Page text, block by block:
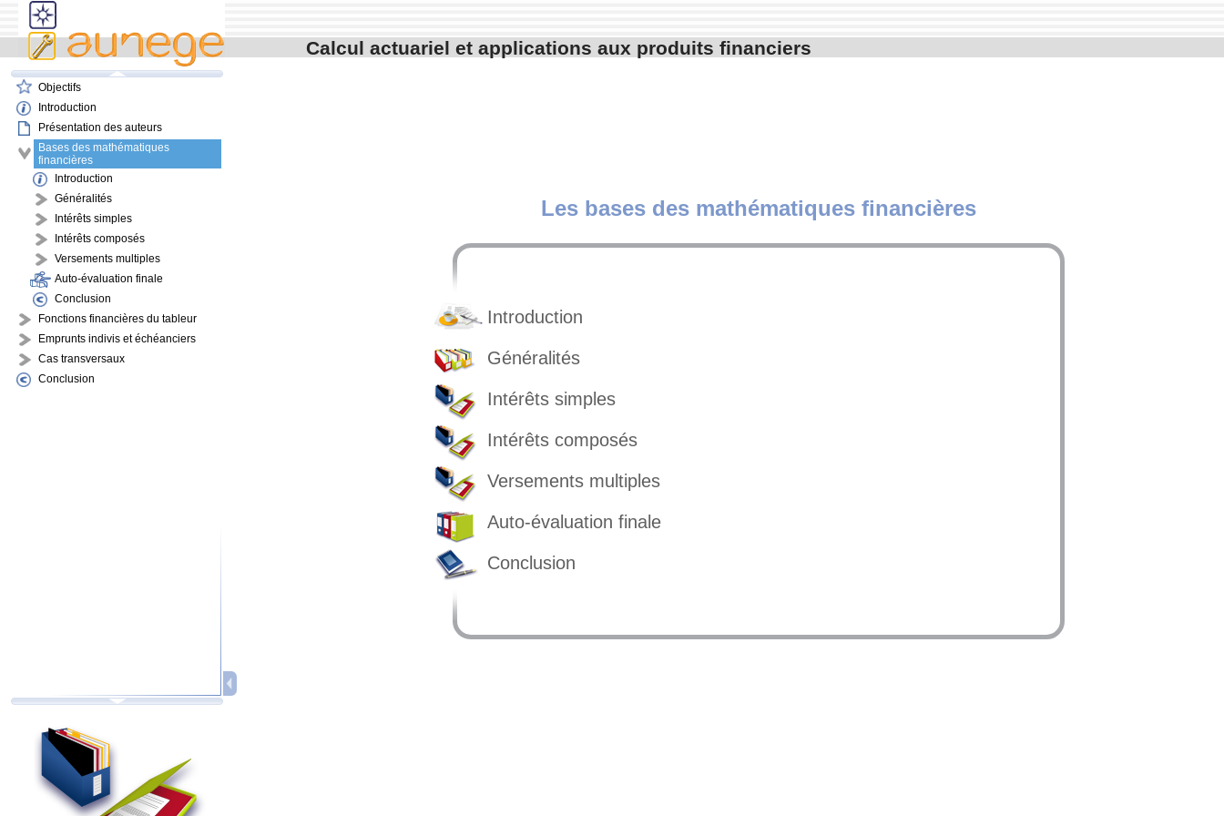
contenu
menu
navigation
outils
pied de page
Calcul actuariel et applications aux produits financiers
Objectifs
Introduction
Présentation des auteurs
Bases des mathématiques
financières
Introduction
Généralités
Intérêts simples
Intérêts composés
Versements multiples
Auto-évaluation finale
Conclusion
Fonctions financières du tableur
Emprunts indivis et échéanciers
Cas transversaux
Conclusion
Les bases des mathématiques financières
Introduction
Généralités
Intérêts simples
Intérêts composés
Versements multiples
Auto-évaluation finale
Conclusion